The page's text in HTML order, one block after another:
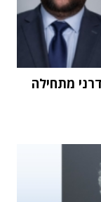
מתחילה